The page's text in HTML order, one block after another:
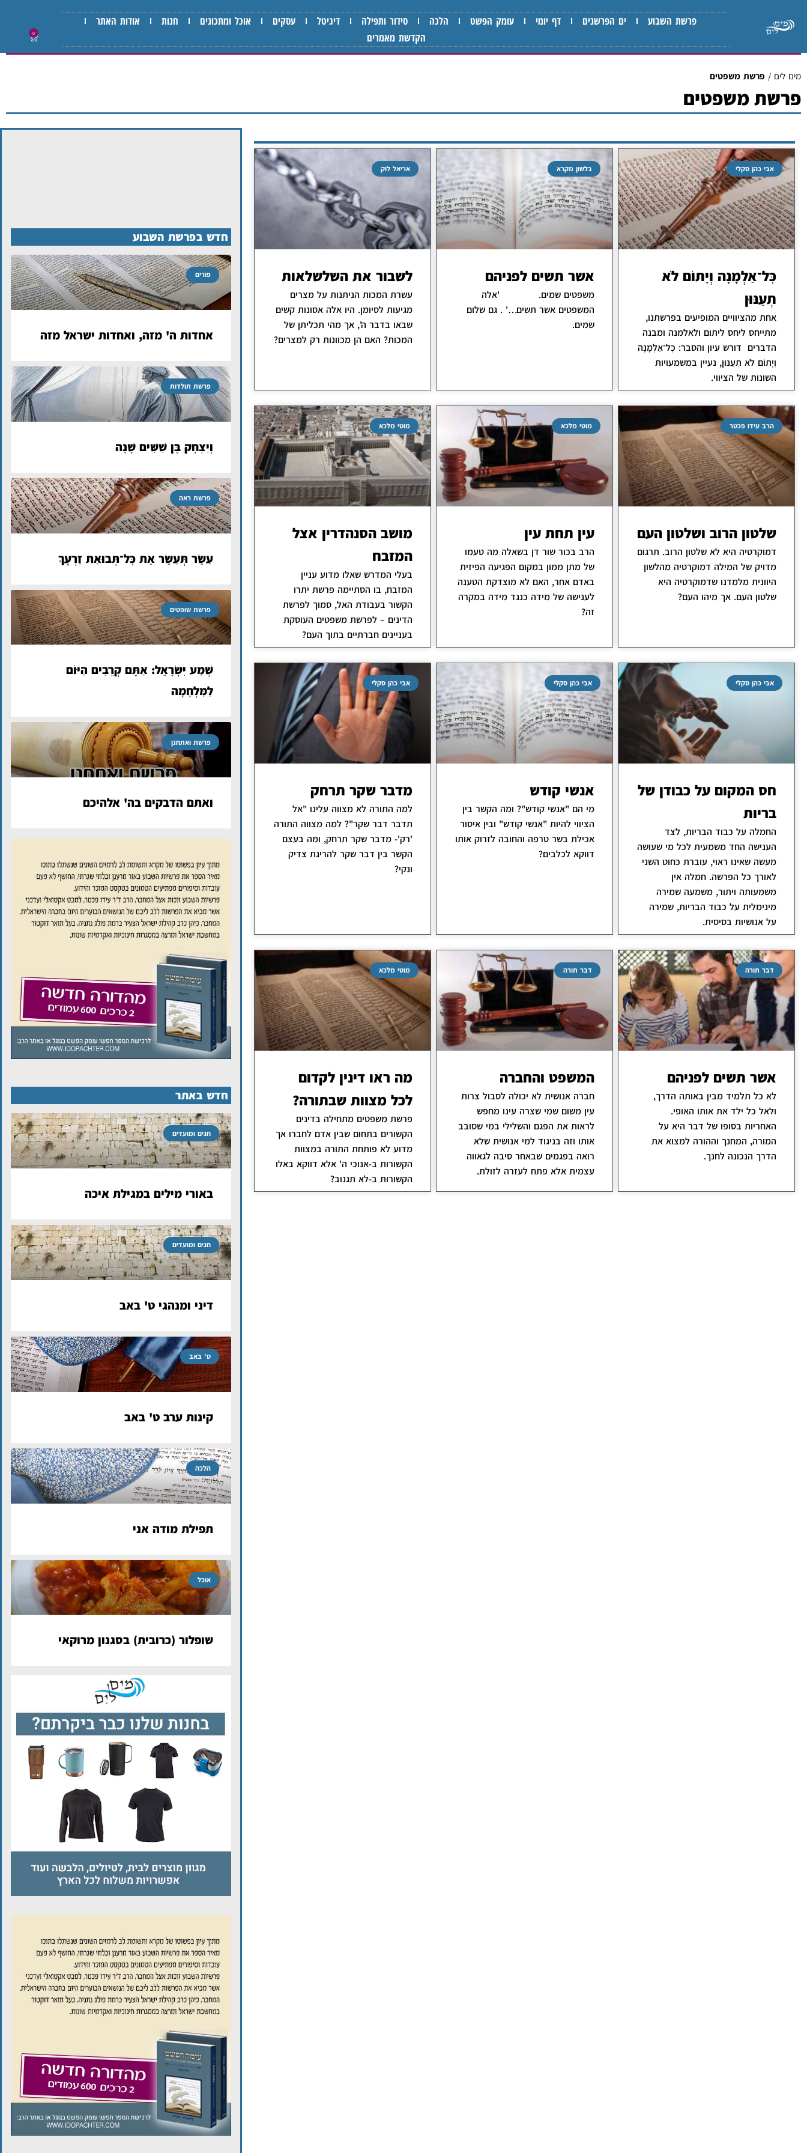
פרשת השבוע ים הפרשנים דף יומי עומק הפשט הלכה סידור ותפילה דיגיטל עסקים אוכל ומתכונים חנות
אודות האתר
הקדשת מאמרים
0
מים לים / פרשת משפטים
פרשת משפטים
אבי כהן סקלי
כׇּל־אַלְמָנָה וְיָתוֹם לֹא
תְעַנּוּן
אחת מהציוויים המופיעים בפרשתנו,
מתייחס ליחס ליתום ולאלמנה ומבנה
הדברים דורש עיון והסבר: כׇּל־אַלְמָנָה
וְיָתוֹם לֹא תְעַנּוּן, נעיין במשמעויות
השונות של הציווי.
בלשון מקרא
אשר תשים לפניהם
משפטים שמים. 'אלה
המשפטים אשר תשים…' . גם שלום
שמים.
אריאל לוק
לשבור את השלשלאות
עשרת המכות הניתנות על מצרים
מגיעות לסיומן. היו אלה אסונות קשים
שבאו בדבר ה', אך מהי תכליתן של
המכות? האם הן מכוונות רק למצרים?
הרב עידו פכטר
שלטון הרוב ושלטון העם
דמוקרטיה היא לא שלטון הרוב. תרגום
מדויק של המילה דמוקרטיה מהלשון
היוונית מלמדנו שדמוקרטיה היא
שלטון העם. אך מיהו העם?
מוטי מלכא
עין תחת עין
הרב בכור שור דן בשאלה מה טעמו
של מתן ממון במקום הפגיעה הפיזית
באדם אחר, האם לא מוצדקת הטענה
לענישה של מידה כנגד מידה במקרה
זה?
מוטי מלכא
מושב הסנהדרין אצל
המזבח
בעלי המדרש שאלו מדוע עניין
המזבח, בו הסתיימה פרשת יתרו
הקשור בעבודת האל, סמוך לפרשת
הדינים – לפרשת משפטים העוסקת
בעניינים חברתיים בתוך העם?
אבי כהן סקלי
חס המקום על כבודן של
בריות
החמלה על כבוד הבריות, לצד
הענישה החד משמעית לכל מי שעושה
מעשה שאינו ראוי, עוברת כחוט השני
לאורך כל הפרשה. חמלה אין
משמעותה ויתור, משמעה שמירה
מינימלית על כבוד הבריות, שמירה
על אנושיות בסיסית.
אבי כהן סקלי
אנשי קודש
מי הם "אנשי קודש"? ומה הקשר בין
הציווי להיות "אנשי קודש" ובין איסור
אכילת בשר טרפה והחובה לזרוק אותו
דווקא לכלבים?
אבי כהן סקלי
מדבר שקר תרחק
למה התורה לא מצווה עלינו "אל
תדבר דבר שקר"? למה מצווה התורה
'רק'- מדבר שקר תרחק, ומה בעצם
הקשר בין דבר שקר להריגת צדיק
ונקי?
דבר תורה
אשר תשים לפניהם
לא כל תלמיד מבין באותה הדרך,
ולאל כל ילד את אותו האופי.
האחריות בסופו של דבר היא על
המורה, המחנך וההורה למצוא את
הדרך הנכונה לחנך.
דבר תורה
המשפט והחברה
חברה אנושית לא יכולה לסבול צרות
עין משום שמי שצרה עינו מחפש
לראות את הפגם והשלילי במי שסובב
אותו וזה בניגוד למי אנושית שלא
רואה בפגמים שבאחר סיבה לגאווה
עצמית אלא פתח לעזרה לזולת.
מוטי מלכא
מה ראו דינין לקדום
לכל מצוות שבתורה?
פרשת משפטים מתחילה בדינים
הקשורים בתחום שבין אדם לחברו אך
מדוע לא פותחת התורה במצוות
הקשורות ב-אנוכי ה' אלא דווקא באלו
הקשורות ב-לא תגנוב?
חדש בפרשת השבוע
פורים
אחדות ה' מזה, ואחדות ישראל מזה
פרשת תולדות
וְיִצְחָק בֶּן שִׁשִּׁים שָׁנָה
פרשת ראה
עַשֵּׂר תְּעַשֵּׂר אֵת כׇּל־תְּבוּאַת זַרְעֶךָ
פרשת שופטים
שְׁמַע יִשְׂרָאֵל: אַתֶּם קְרֵבִים הַיּוֹם
לַמִּלְחָמָה
פרשת ואתחנן
ואתם הדבקים בה' אלהיכם
חדש באתר
חגים ומועדים
באורי מילים במגילת איכה
חגים ומועדים
דיני ומנהגי ט' באב
ט' באב
קינות ערב ט' באב
הלכה
תפילת מודה אני
אוכל
שופלור (כרובית) בסגנון מרוקאי